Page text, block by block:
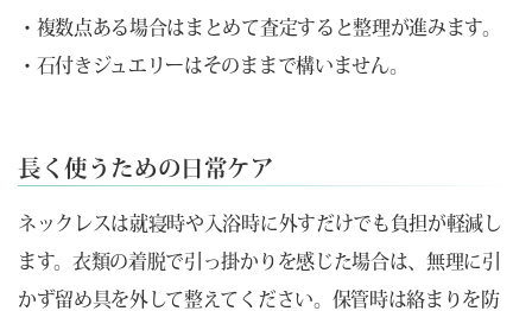
・複数点ある場合はまとめて査定すると整理が進みます。
・石付きジュエリーはそのままで構いません。
長く使うための日常ケア
ネックレスは就寝時や入浴時に外すだけでも負担が軽減し
ます。衣類の着脱で引っ掛かりを感じた場合は、無理に引
かず留め具を外して整えてください。保管時は絡まりを防